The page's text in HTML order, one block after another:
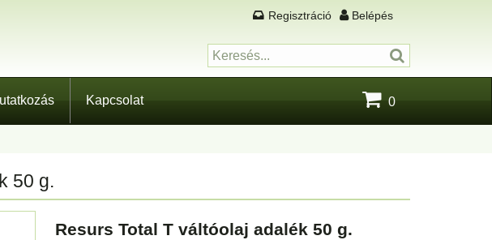
Regisztráció Belépés
Kapcsolat 0
50 g.
Resurs Total T váltóolaj adalék 50 g.